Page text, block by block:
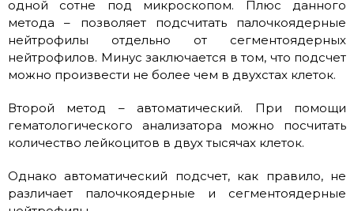
одной сотне под микроскопом. Плюс данного
метода – позволяет подсчитать палочкоядерные
нейтрофилы отдельно от сегментоядерных
нейтрофилов. Минус заключается в том, что подсчет
можно произвести не более чем в двухстах клеток.
Второй метод – автоматический. При помощи
гематологического анализатора можно посчитать
количество лейкоцитов в двух тысячах клеток.
Однако автоматический подсчет, как правило, не
различает палочкоядерные и сегментоядерные